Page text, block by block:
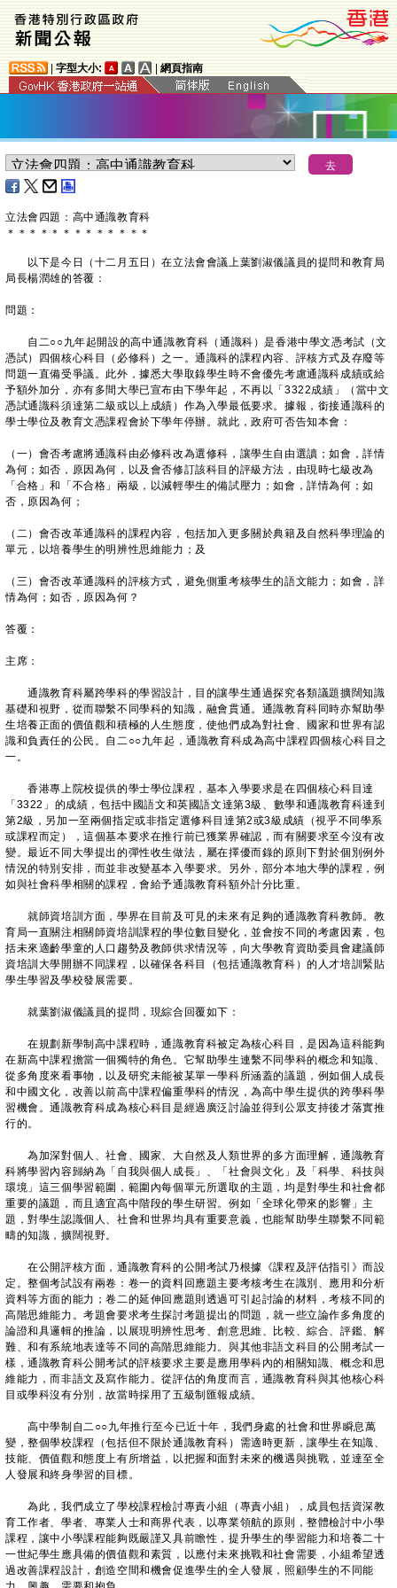
字型大小: 網頁指南
立法會四題：高中通識教育科
＊ ＊ ＊ ＊ ＊ ＊ ＊ ＊ ＊ ＊ ＊ ＊ ＊
以下是今日（十二月五日）在立法會會議上葉劉淑儀議員的提問和教育局
局長楊潤雄的答覆：
問題：
自二○○九年起開設的高中通識教育科（通識科）是香港中學文憑考試（文
憑試）四個核心科目（必修科）之一。通識科的課程內容、評核方式及存廢等
問題一直備受爭議。此外，據悉大學取錄學生時不會優先考慮通識科成績或給
予額外加分，亦有多間大學已宣布由下學年起，不再以「3322成績」（當中文
憑試通識科須達第二級或以上成績）作為入學最低要求。據報，銜接通識科的
學士學位及教育文憑課程會於下學年停辦。就此，政府可否告知本會：
（一）會否考慮將通識科由必修科改為選修科，讓學生自由選讀；如會，詳情
為何；如否，原因為何，以及會否修訂該科目的評級方法，由現時七級改為
「合格」和「不合格」兩級，以減輕學生的備試壓力；如會，詳情為何；如
否，原因為何；
（二）會否改革通識科的課程內容，包括加入更多關於典籍及自然科學理論的
單元，以培養學生的明辨性思維能力；及
（三）會否改革通識科的評核方式，避免側重考核學生的語文能力；如會，詳
情為何；如否，原因為何？
答覆：
主席：
通識教育科屬跨學科的學習設計，目的讓學生通過探究各類議題擴闊知識
基礎和視野，從而聯繫不同學科的知識，融會貫通。通識教育科同時亦幫助學
生培養正面的價值觀和積極的人生態度，使他們成為對社會、國家和世界有認
識和負責任的公民。自二○○九年起，通識教育科成為高中課程四個核心科目之
一。
香港專上院校提供的學士學位課程，基本入學要求是在四個核心科目達
「3322」的成績，包括中國語文和英國語文達第3級、數學和通識教育科達到
第2級，另加一至兩個指定或非指定選修科目達第2或3級成績（視乎不同學系
或課程而定），這個基本要求在推行前已獲業界確認，而有關要求至今沒有改
變。最近不同大學提出的彈性收生做法，屬在擇優而錄的原則下對於個別例外
情況的特別安排，而並非改變基本入學要求。另外，部分本地大學的課程，例
如與社會科學相關的課程，會給予通識教育科額外計分比重。
就師資培訓方面，學界在目前及可見的未來有足夠的通識教育科教師。教
育局一直關注相關師資培訓課程的學位數目變化，並會按不同的考慮因素，包
括未來適齡學童的人口趨勢及教師供求情況等，向大學教育資助委員會建議師
資培訓大學開辦不同課程，以確保各科目（包括通識教育科）的人才培訓緊貼
學生學習及學校發展需要。
就葉劉淑儀議員的提問，現綜合回覆如下：
在規劃新學制高中課程時，通識教育科被定為核心科目，是因為這科能夠
在新高中課程擔當一個獨特的角色。它幫助學生連繫不同學科的概念和知識、
從多角度來看事物，以及研究未能被某單一學科所涵蓋的議題，例如個人成長
和中國文化，改善以前高中課程偏重學科的情況，為高中學生提供的跨學科學
習機會。通識教育科成為核心科目是經過廣泛討論並得到公眾支持後才落實推
行的。
為加深對個人、社會、國家、大自然及人類世界的多方面理解，通識教育
科將學習內容歸納為「自我與個人成長」、「社會與文化」及「科學、科技與
環境」這三個學習範圍，範圍內每個單元所選取的主題，均是對學生和社會都
重要的議題，而且適宜高中階段的學生研習。例如「全球化帶來的影響」主
題，對學生認識個人、社會和世界均具有重要意義，也能幫助學生聯繫不同範
疇的知識，擴闊視野。
在公開評核方面，通識教育科的公開考試乃根據《課程及評估指引》而設
定。整個考試設有兩卷：卷一的資料回應題主要考核考生在識別、應用和分析
資料等方面的能力；卷二的延伸回應題則透過可引起討論的材料，考核不同的
高階思維能力。考題會要求考生探討考題提出的問題，就一些立論作多角度的
論證和具邏輯的推論，以展現明辨性思考、創意思維、比較、綜合、評鑑、解
難、和有系統地表達等不同的高階思維能力。與其他非語文科目的公開考試一
樣，通識教育科公開考試的評核要求主要是應用學科內的相關知識、概念和思
維能力，而非語文及寫作能力。從評估的角度而言，通識教育科與其他核心科
目或學科沒有分別，故當時採用了五級制匯報成績。
高中學制自二○○九年推行至今已近十年，我們身處的社會和世界瞬息萬
變，整個學校課程（包括但不限於通識教育科）需適時更新，讓學生在知識、
技能、價值觀和態度上有所增益，以把握和面對未來的機遇與挑戰，並達至全
人發展和終身學習的目標。
為此，我們成立了學校課程檢討專責小組（專責小組），成員包括資深教
育工作者、學者、專業人士和商界代表，以專業領航的原則，整體檢討中小學
課程，讓中小學課程能夠既嚴謹又具前瞻性，提升學生的學習能力和培養二十
一世紀學生應具備的價值觀和素質，以應付未來挑戰和社會需要，小組希望透
過改善課程設計，創造空間和機會促進學生的全人發展，照顧學生的不同能